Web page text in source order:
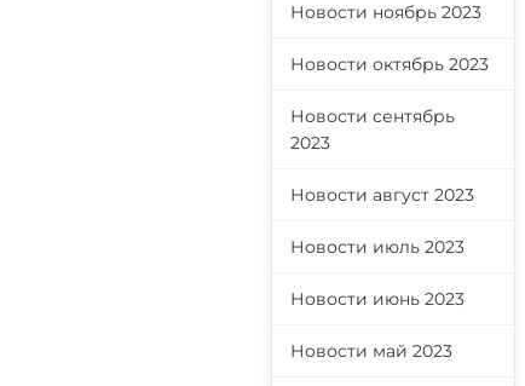
Новости ноябрь 2023
Новости октябрь 2023
Новости сентябрь
2023
Новости август 2023
Новости июль 2023
Новости июнь 2023
Новости май 2023